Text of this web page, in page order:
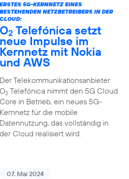
ERSTES 5G-KERNNETZ EINES
BESTEHENDEN NETZBETREIBERS IN DER
CLOUD:
O2 Telefónica setzt
neue Impulse im
Kernnetz mit Nokia
und AWS
Der Telekommunikationsanbieter
O2Telefónica nimmt den 5G Cloud
Core in Betrieb, ein neues 5G-
Kernnetz für die mobile
Datennutzung, das vollständig in
der Cloud realisiert wird.
07. Mai 2024